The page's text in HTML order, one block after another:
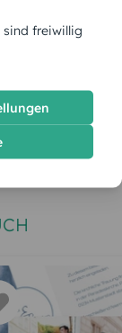
11.8.2026
sind freiwillig